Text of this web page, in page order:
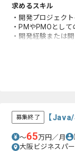
求めるスキル
・開発プロジェク
・PMやPMOとし
・開発経験または
募集終了 【
〜65万円／月
大阪ビジネスパ